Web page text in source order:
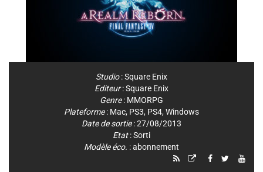
Studio:Square Enix
Editeur:Square Enix
Genre: MMORPG
Plateforme: Mac, PS3, PS4, Windows
Date de sortie: 27/08/2013
Etat: Sorti
Modèle éco. : abonnement